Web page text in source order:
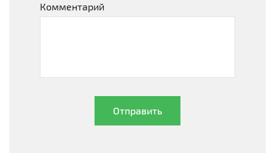
Комментарий
Отправить